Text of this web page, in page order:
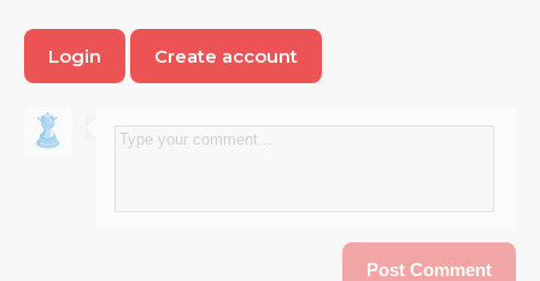
Login Create account